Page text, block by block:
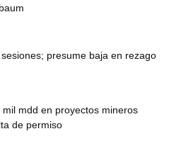
presume baja en rezago
mil mdd en proyectos mineros
de permiso